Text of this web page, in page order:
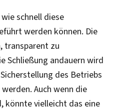
schnell diese
werden können. Die
transparent zu
Schließung andauern wird
des Betriebs
Auch wenn die
könnte vielleicht das eine